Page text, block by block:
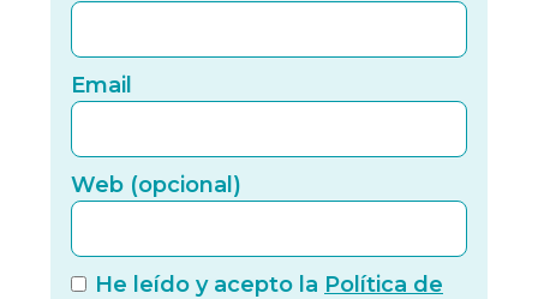
Email
Web (opcional)
He leído y acepto la Política de